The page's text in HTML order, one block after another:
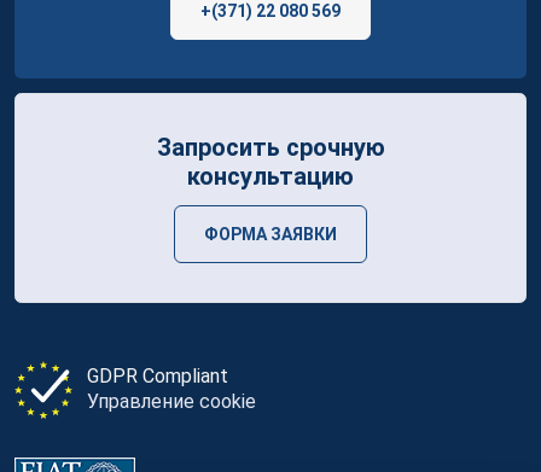
GDPR Compliant
Управление cookie
+(371) 22 080 569
Запросить срочную
консультацию
ФОРМА ЗАЯВКИ